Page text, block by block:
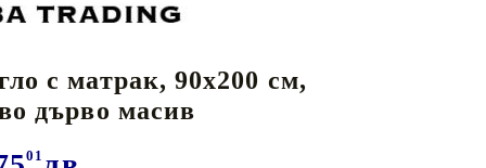
и софтбол
и лакрос
спортно оборудване
с матрак, 90x200 см,
дърво масив
01